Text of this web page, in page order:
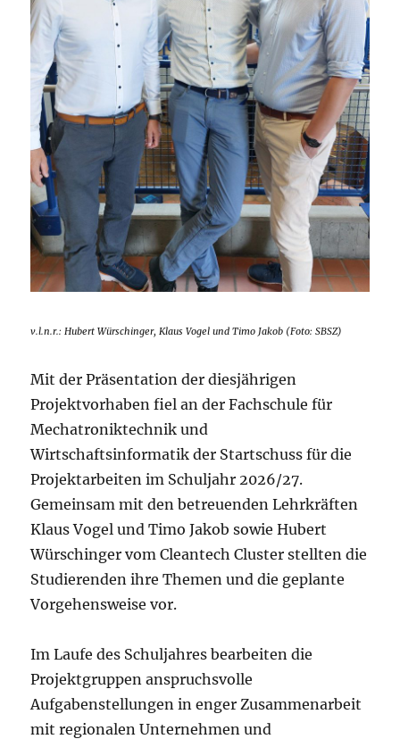
v.l.n.r.: Hubert Würschinger, Klaus Vogel und Timo Jakob (Foto: SBSZ)
Mit der Präsentation der diesjährigen
Projektvorhaben fiel an der Fachschule für
Mechatroniktechnik und
Wirtschaftsinformatik der Startschuss für die
Projektarbeiten im Schuljahr 2026/27.
Gemeinsam mit den betreuenden Lehrkräften
Klaus Vogel und Timo Jakob sowie Hubert
Würschinger vom Cleantech Cluster stellten die
Studierenden ihre Themen und die geplante
Vorgehensweise vor.
Im Laufe des Schuljahres bearbeiten die
Projektgruppen anspruchsvolle
Aufgabenstellungen in enger Zusammenarbeit
mit regionalen Unternehmen und